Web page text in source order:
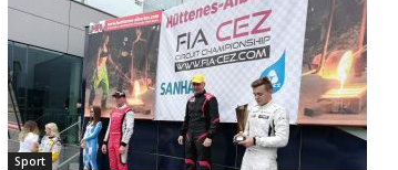
Sport